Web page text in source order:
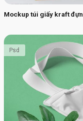
Mockup túi giấy kraft
Psd